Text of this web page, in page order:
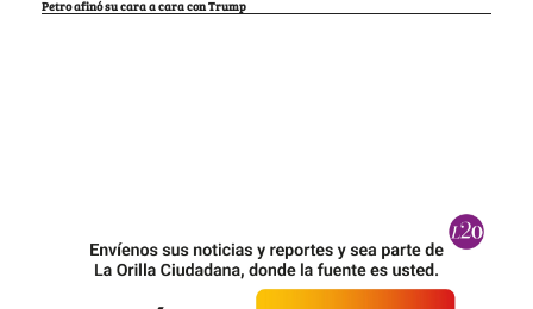
Petro afinó su cara a cara con Trump